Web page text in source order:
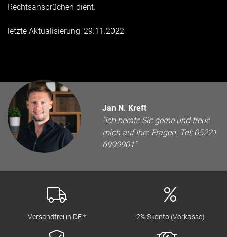
Rechtsansprüchen dient.
letzte Aktualisierung: 29.11.2022
Jan N. Kreft
"Ich berate Sie gerne und freue
mich auf Ihre Fragen. Tel: 05221
6999901"
Versandfrei in DE * 2% Skonto (Vorkasse)